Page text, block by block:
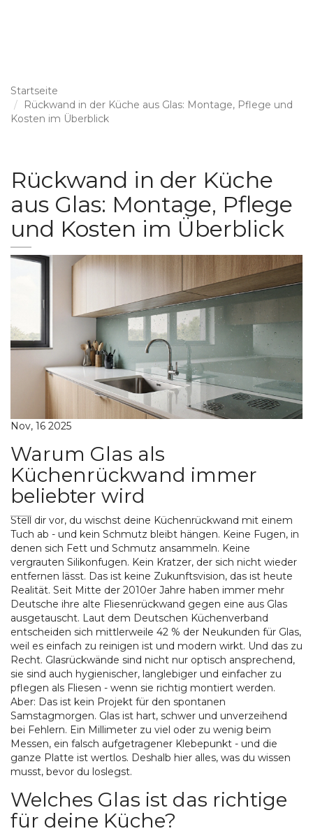
Startseite
Rückwand in der Küche aus Glas: Montage, Pflege und
Kosten im Überblick
Rückwand in der Küche
aus Glas: Montage, Pflege
und Kosten im Überblick
Nov, 16 2025
Warum Glas als
Küchenrückwand immer
beliebter wird
Stell dir vor, du wischst deine Küchenrückwand mit einem
Tuch ab - und kein Schmutz bleibt hängen. Keine Fugen, in
denen sich Fett und Schmutz ansammeln. Keine
vergrauten Silikonfugen. Kein Kratzer, der sich nicht wieder
entfernen lässt. Das ist keine Zukunftsvision, das ist heute
Realität. Seit Mitte der 2010er Jahre haben immer mehr
Deutsche ihre alte Fliesenrückwand gegen eine aus Glas
ausgetauscht. Laut dem Deutschen Küchenverband
entscheiden sich mittlerweile 42 % der Neukunden für Glas,
weil es einfach zu reinigen ist und modern wirkt. Und das zu
Recht. Glasrückwände sind nicht nur optisch ansprechend,
sie sind auch hygienischer, langlebiger und einfacher zu
pflegen als Fliesen - wenn sie richtig montiert werden.
Aber: Das ist kein Projekt für den spontanen
Samstagmorgen. Glas ist hart, schwer und unverzeihend
bei Fehlern. Ein Millimeter zu viel oder zu wenig beim
Messen, ein falsch aufgetragener Klebepunkt - und die
ganze Platte ist wertlos. Deshalb hier alles, was du wissen
musst, bevor du loslegst.
Welches Glas ist das richtige
für deine Küche?